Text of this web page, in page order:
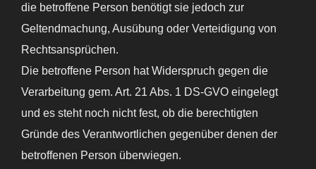
die betroffene Person benötigt sie jedoch zur
Geltendmachung, Ausübung oder Verteidigung von
Rechtsansprüchen.
Die betroffene Person hat Widerspruch gegen die
Verarbeitung gem. Art. 21 Abs. 1 DS-GVO eingelegt
und es steht noch nicht fest, ob die berechtigten
Gründe des Verantwortlichen gegenüber denen der
betroffenen Person überwiegen.